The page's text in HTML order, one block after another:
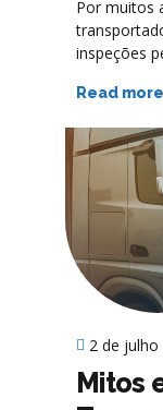
Por muitos
inspeções
quando
problemas
ocorreu,
parada
Read more
2 de julho
Mitos